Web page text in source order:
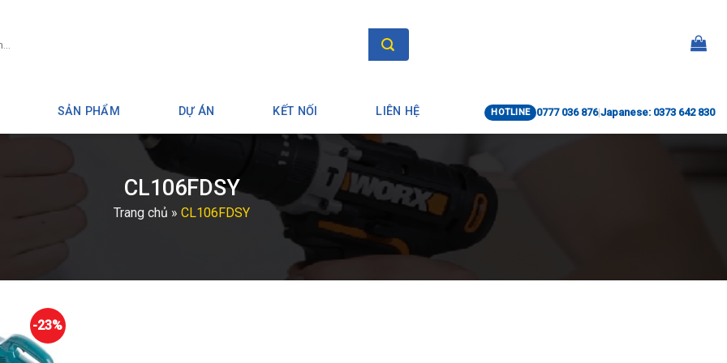
SẢN PHẨM DỰ ÁN KẾT NỐI LIÊN HỆ HOTLINE 0777 036 876|Japanese: 0373 642 830
CL106FDSY
Trang chủ » CL106FDSY
-23%